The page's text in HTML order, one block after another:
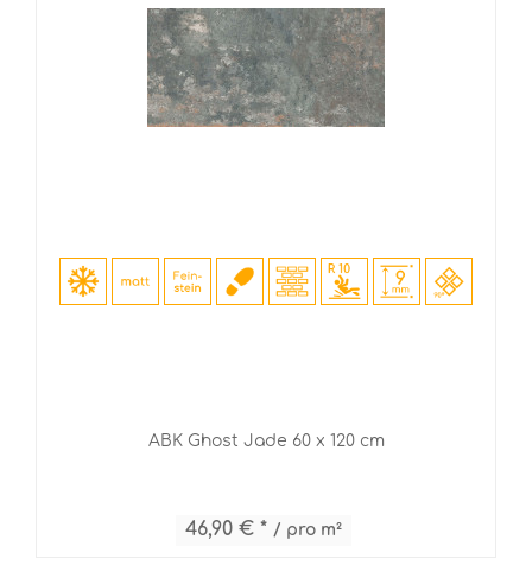
ABK Ghost Jade 60 x 120 cm
46,90 € * / pro m²